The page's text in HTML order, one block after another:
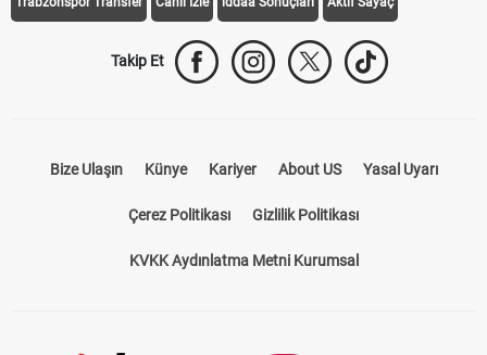
Takip Et
Bize Ulaşın Künye Kariyer About US Yasal Uyarı
Çerez Politikası Gizlilik Politikası
KVKK Aydınlatma Metni Kurumsal